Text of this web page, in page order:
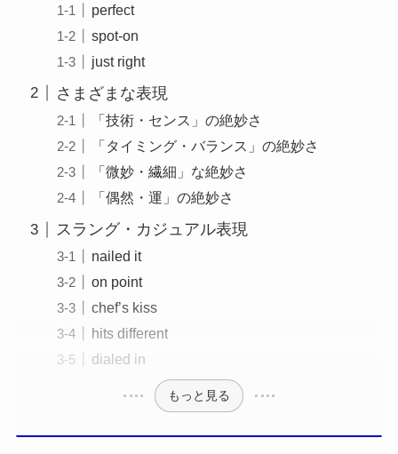
perfect
spot-on
just right
さまざまな表現
「技術・センス」の絶妙さ
「タイミング・バランス」の絶妙さ
「微妙・繊細」な絶妙さ
「偶然・運」の絶妙さ
スラング・カジュアル表現
nailed it
on point
chef’s kiss
hits different
dialed in
もっと見る